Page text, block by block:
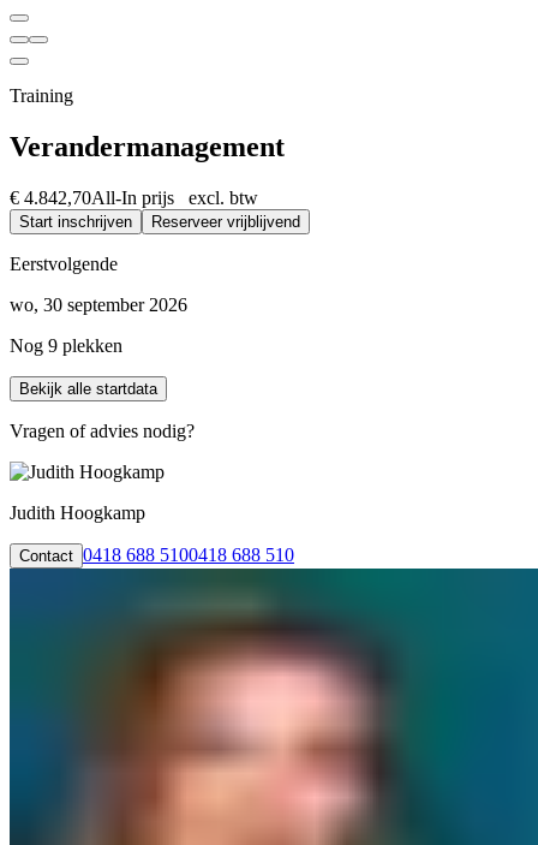
Training
Verandermanagement
€ 4.842,70All-In prijs excl. btw
Start inschrijven Reserveer vrijblijvend
Eerstvolgende
wo, 30 september 2026
Nog 9 plekken
Bekijk alle startdata
Vragen of advies nodig?
Judith Hoogkamp
Contact 0418 688 5100418 688 510